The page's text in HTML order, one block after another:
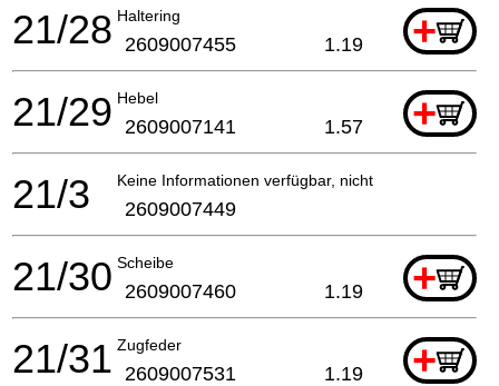
Haltering +
21/28 2609007455 1.19
Hebel +
21/29 2609007141 1.57
Keine Informationen verfügbar, nicht bestellbar
21/3 2609007449
Scheibe +
21/30 2609007460 1.19
Zugfeder +
21/31 2609007531 1.19